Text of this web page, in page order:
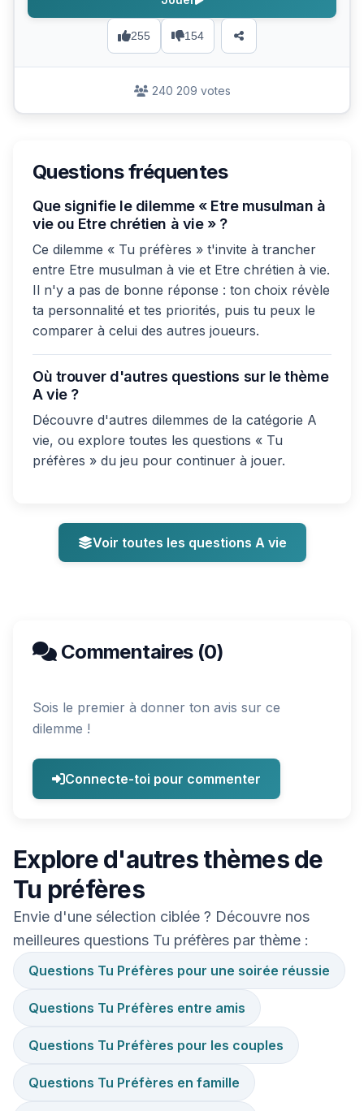
255 154
240 209 votes
Questions fréquentes
Que signifie le dilemme « Etre musulman à
vie ou Etre chrétien à vie » ?
Ce dilemme « Tu préfères » t'invite à trancher
entre Etre musulman à vie et Etre chrétien à vie.
Il n'y a pas de bonne réponse : ton choix révèle
ta personnalité et tes priorités, puis tu peux le
comparer à celui des autres joueurs.
Où trouver d'autres questions sur le thème
A vie ?
Découvre d'autres dilemmes de la catégorie A
vie, ou explore toutes les questions « Tu
préfères » du jeu pour continuer à jouer.
Voir toutes les questions A vie
Commentaires (0)
Sois le premier à donner ton avis sur ce
dilemme !
Connecte-toi pour commenter
Explore d'autres thèmes de
Tu préfères
Envie d'une sélection ciblée ? Découvre nos
meilleures questions Tu préfères par thème :
Questions Tu Préfères pour une soirée réussie
Questions Tu Préfères entre amis
Questions Tu Préfères pour les couples
Questions Tu Préfères en famille